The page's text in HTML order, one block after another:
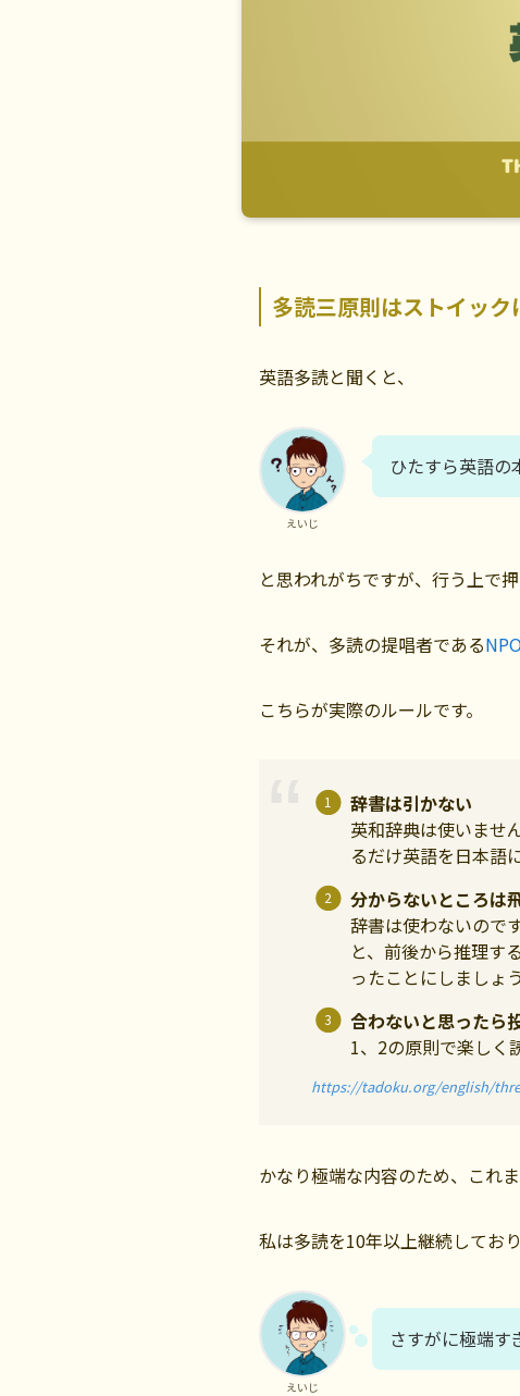
多読三原則はストイッ
英語多読と聞くと、
えいじ
ひたすら英語の
と思われがちですが、行う上で
それが、多読の提唱者である
こちらが実際のルールです。
辞書は引かない
英和辞典は使いませ
るだけ英語を日本語
分からないところは
辞書は使わないので
と、前後から推理す
ったことにしましょう
合わないと思ったら
1、2の原則で楽しく
https://tadoku.org/english/
かなり極端な内容のため、これ
私は多読を10年以上継続してお
えいじ
さすがに極端